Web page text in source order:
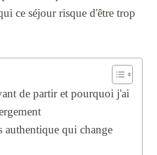
ce séjour risque d'être trop
de partir et pourquoi j'ai
authentique qui change